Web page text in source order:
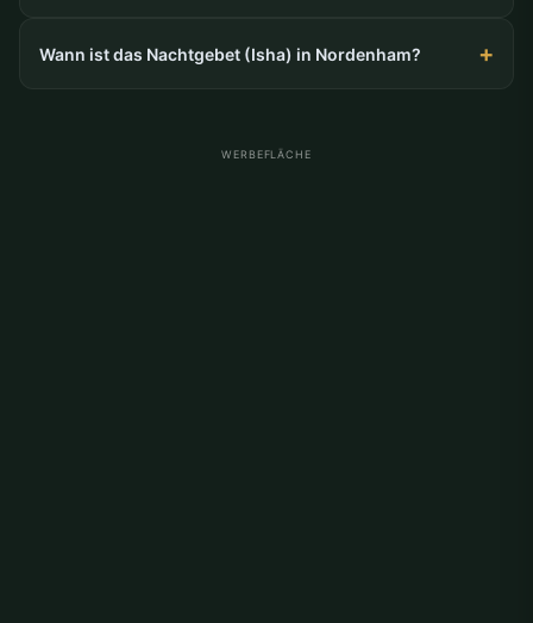
Wann ist das Nachtgebet (Isha) in Nordenham?
WERBEFLÄCHE